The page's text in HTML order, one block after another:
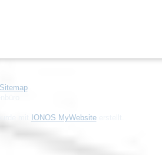
Sitemap
IONOS MyWebsiteerstellt.